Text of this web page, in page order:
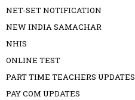
NET-SET NOTIFICATION
NEW INDIA SAMACHAR
NHIS
ONLINE TEST
PART TIME TEACHERS UPDATES
PAY COM UPDATES